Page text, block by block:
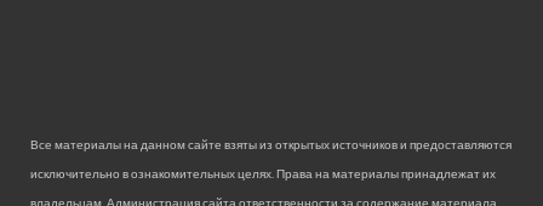
Все материалы на данном сайте взяты из открытых источников и предоставляются
исключительно в ознакомительных целях. Права на материалы принадлежат их
владельцам. Администрация сайта ответственности за содержание материала